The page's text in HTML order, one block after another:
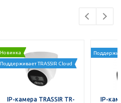
Новинка
Поддерживает TRASSIR Cloud
IP-камера TRASSIR TR-
IP-